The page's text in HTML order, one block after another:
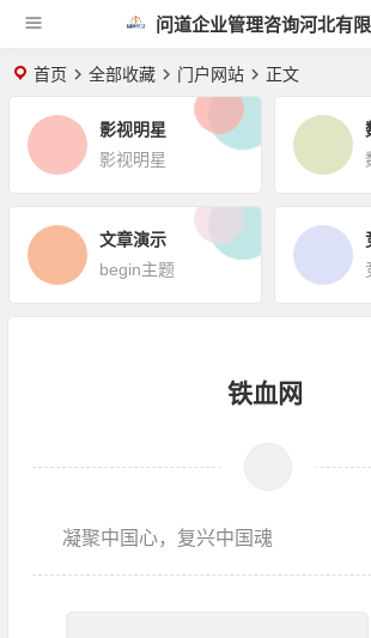
问道企业管理咨询河北有
首页 全部收藏 门户网站 正文
影视明星
影视明星
文章演示
begin主题
铁血网
凝聚中国心，复兴中国魂